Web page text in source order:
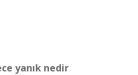
yanık nedir